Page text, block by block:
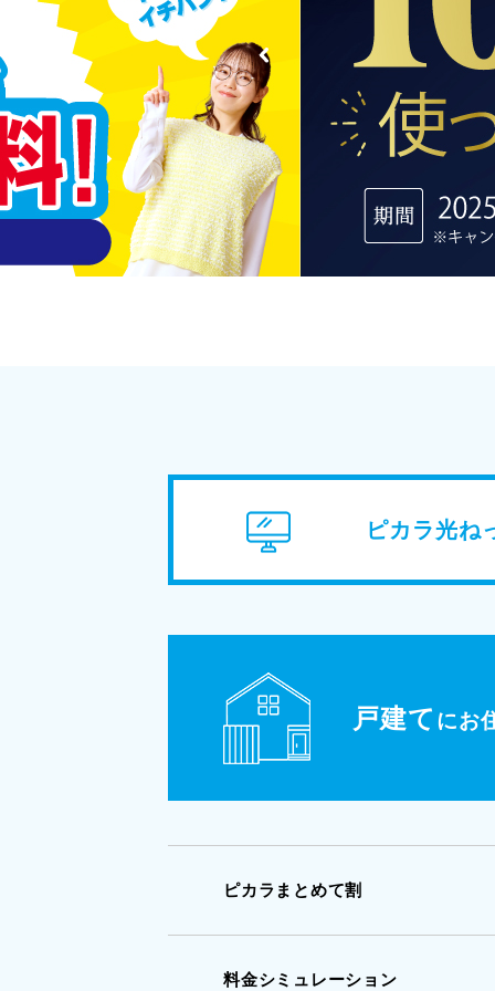
ピカラ光ね
戸建て にお
ピカラまとめて割
料金シミュレーション